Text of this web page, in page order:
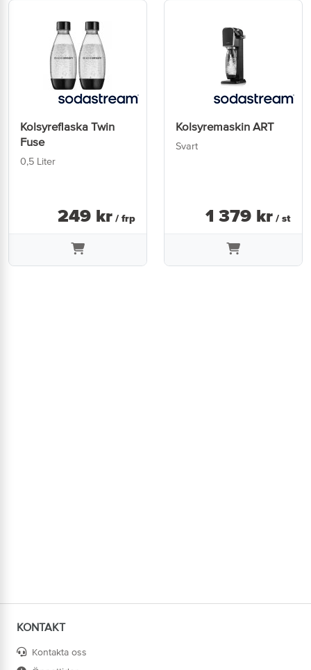
Kolsyreflaska Twin
Fuse
0,5 Liter
249 kr / frp
Kolsyremaskin ART
Svart
1 379 kr / st
KONTAKT
Kontakta oss